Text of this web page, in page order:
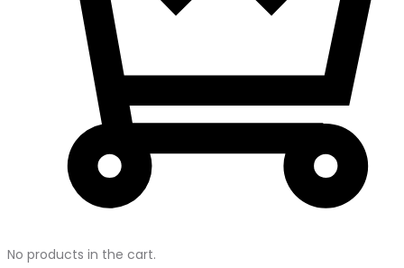
No products in the cart.